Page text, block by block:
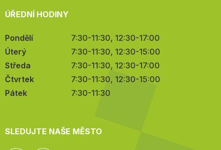
ÚŘEDNÍ HODINY
Pondělí
7:30-11:30, 12:30-17:00
Úterý
7:30-11:30, 12:30-15:00
Středa
7:30-11:30, 12:30-17:00
Čtvrtek
7:30-11:30, 12:30-15:00
Pátek
7:30-11:30
SLEDUJTE NAŠE MĚSTO